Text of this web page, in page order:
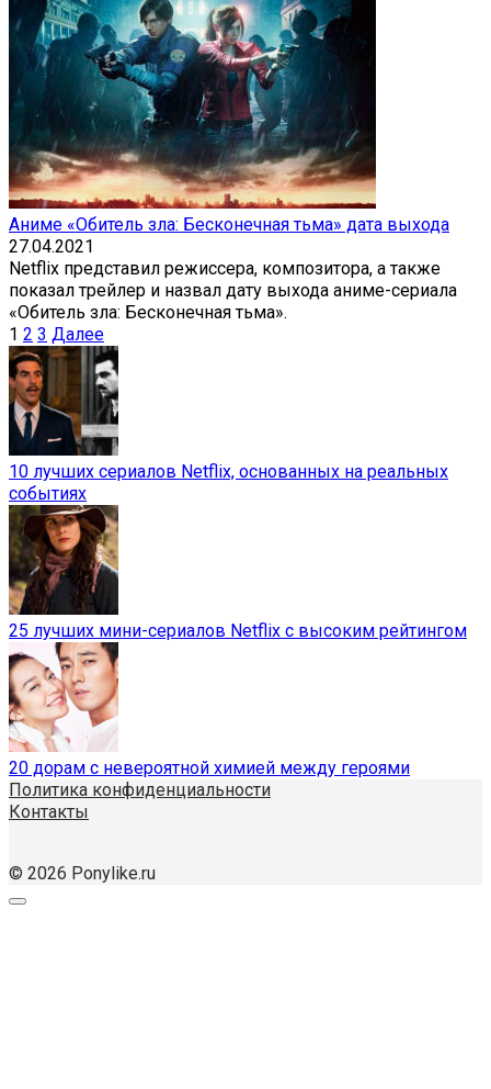
Аниме «Обитель зла: Бесконечная тьма» дата выхода
27.04.2021
Netflix представил режиссера, композитора, а также
показал трейлер и назвал дату выхода аниме-сериала
«Обитель зла: Бесконечная тьма».
Пагинация
записей
1 2 3 Далее
10 лучших сериалов Netflix, основанных на реальных
событиях
25 лучших мини-сериалов Netflix с высоким рейтингом
20 дорам с невероятной химией между героями
Политика конфиденциальности
Контакты
© 2026 Ponylike.ru